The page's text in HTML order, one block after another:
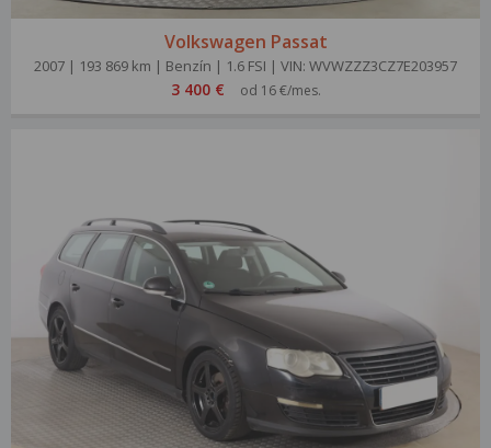
Volkswagen Passat
2007 | 193 869 km | Benzín | 1.6 FSI | VIN: WVWZZZ3CZ7E203957
3 400 € od 16 €/mes.